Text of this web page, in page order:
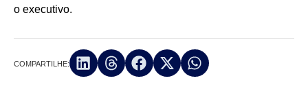
o executivo.
COMPARTILHE: